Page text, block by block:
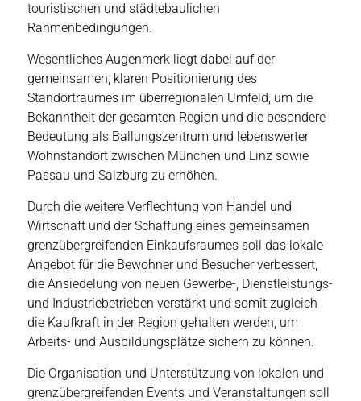
touristischen und städtebaulichen
Rahmenbedingungen.
Wesentliches Augenmerk liegt dabei auf der
gemeinsamen, klaren Positionierung des
Standortraumes im überregionalen Umfeld, um die
Bekanntheit der gesamten Region und die besondere
Bedeutung als Ballungszentrum und lebenswerter
Wohnstandort zwischen München und Linz sowie
Passau und Salzburg zu erhöhen.
Durch die weitere Verflechtung von Handel und
Wirtschaft und der Schaffung eines gemeinsamen
grenzübergreifenden Einkaufsraumes soll das lokale
Angebot für die Bewohner und Besucher verbessert,
die Ansiedelung von neuen Gewerbe-, Dienstleistungs-
und Industriebetrieben verstärkt und somit zugleich
die Kaufkraft in der Region gehalten werden, um
Arbeits- und Ausbildungsplätze sichern zu können.
Die Organisation und Unterstützung von lokalen und
grenzübergreifenden Events und Veranstaltungen soll